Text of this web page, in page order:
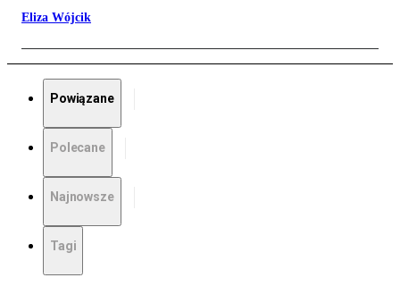
Eliza Wójcik
Powiązane
Polecane
Najnowsze
Tagi